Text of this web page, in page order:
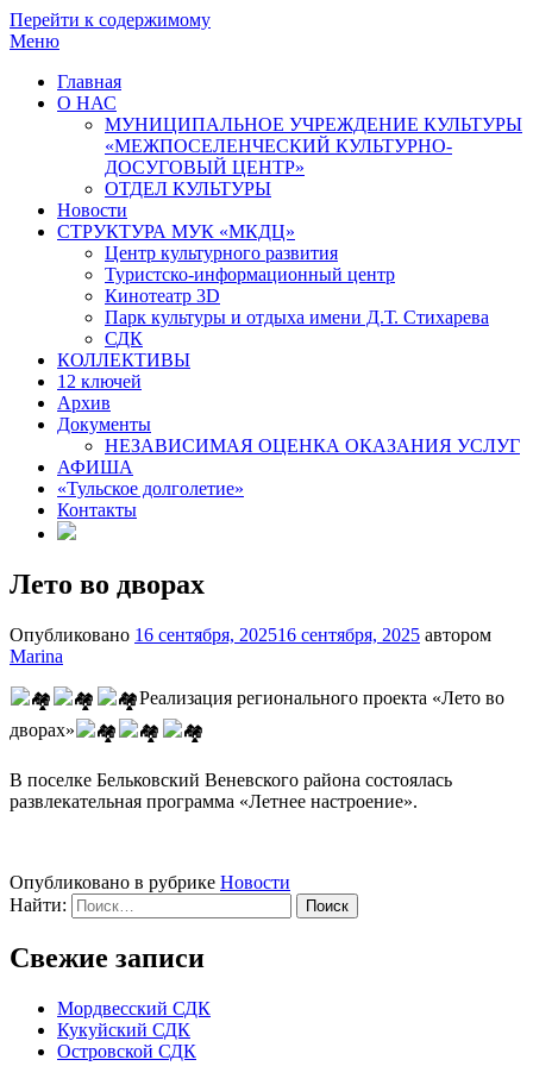
Перейти к содержимому
Меню
Главная
О НАС
МУНИЦИПАЛЬНОЕ УЧРЕЖДЕНИЕ КУЛЬТУРЫ
«МЕЖПОСЕЛЕНЧЕСКИЙ КУЛЬТУРНО-
ДОСУГОВЫЙ ЦЕНТР»
ОТДЕЛ КУЛЬТУРЫ
Новости
СТРУКТУРА МУК «МКДЦ»
Центр культурного развития
Туристско-информационный центр
Кинотеатр 3D
Парк культуры и отдыха имени Д.Т. Стихарева
СДК
КОЛЛЕКТИВЫ
12 ключей
Архив
Документы
НЕЗАВИСИМАЯ ОЦЕНКА ОКАЗАНИЯ УСЛУГ
АФИША
«Тульское долголетие»
Контакты
Лето во дворах
Опубликовано 16 сентября, 202516 сентября, 2025 автором
Marina
Реализация регионального проекта «Лето во
дворах»
В поселке Бельковский Веневского района состоялась
развлекательная программа «Летнее настроение».
Опубликовано в рубрике Новости
Найти:
Свежие записи
Мордвесский СДК
Кукуйский СДК
Островской СДК